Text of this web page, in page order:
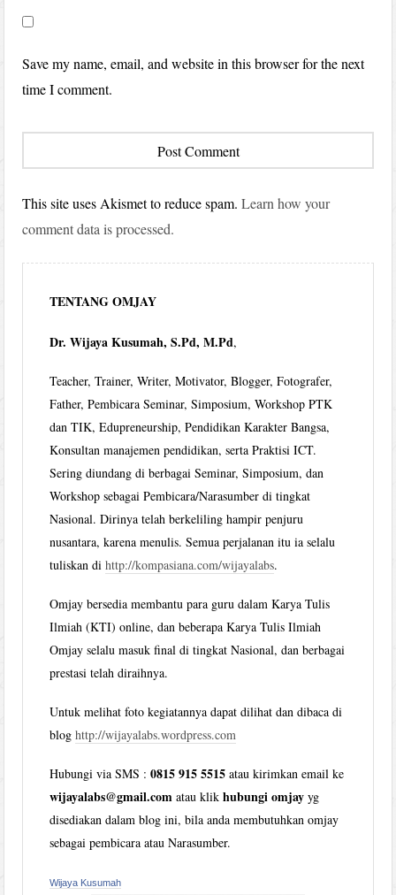
Save my name, email, and website in this browser for the next
time I comment.
This site uses Akismet to reduce spam.Learn how your
comment data is processed.
TENTANG OMJAY
Dr. Wijaya Kusumah, S.Pd, M.Pd,
Teacher, Trainer, Writer, Motivator, Blogger, Fotografer,
Father, Pembicara Seminar, Simposium, Workshop PTK
dan TIK, Edupreneurship, Pendidikan Karakter Bangsa,
Konsultan manajemen pendidikan, serta Praktisi ICT.
Sering diundang di berbagai Seminar, Simposium, dan
Workshop sebagai Pembicara/Narasumber di tingkat
Nasional. Dirinya telah berkeliling hampir penjuru
nusantara, karena menulis. Semua perjalanan itu ia selalu
tuliskan dihttp://kompasiana.com/wijayalabs.
Omjay bersedia membantu para guru dalam Karya Tulis
Ilmiah (KTI) online, dan beberapa Karya Tulis Ilmiah
Omjay selalu masuk final di tingkat Nasional, dan berbagai
prestasi telah diraihnya.
Untuk melihat foto kegiatannya dapat dilihat dan dibaca di
bloghttp://wijayalabs.wordpress.com
Hubungi via SMS :0815 915 5515 atau kirimkan email ke
wijayalabs@gmail.com atau klikhubungi omjay yg
disediakan dalam blog ini, bila anda membutuhkan omjay
sebagai pembicara atau Narasumber.
Wijaya Kusumah